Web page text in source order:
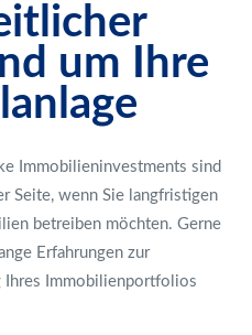
um Ihre
Immobilieninvestments sind
Seite, wenn Sie langfristigen
betreiben möchten. Gerne
Erfahrungen zur
Ihres Immobilienportfolios